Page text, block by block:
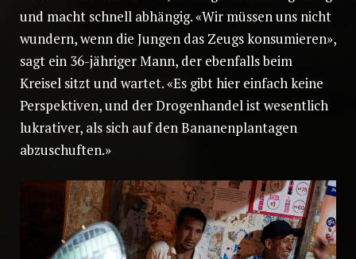
und macht schnell abhängig. «Wir müssen uns nicht
wundern, wenn die Jungen das Zeugs konsumieren»,
sagt ein 36-jähriger Mann, der ebenfalls beim
Kreisel sitzt und wartet. «Es gibt hier einfach keine
Perspektiven, und der Drogenhandel ist wesentlich
lukrativer, als sich auf den Bananenplantagen
abzuschuften.»